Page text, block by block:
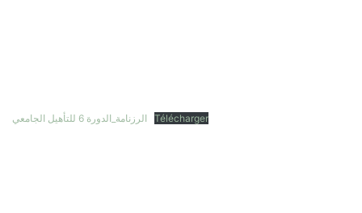
الرزنامة_الدورة 6 للتأهيل الجامعي Télécharger